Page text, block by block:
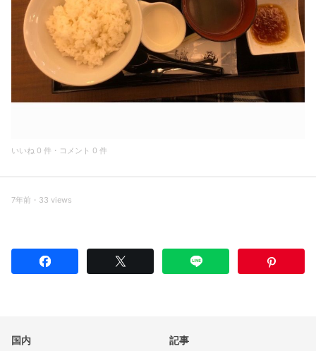
いいね 0 件・コメント 0 件
7年前・33 views
国内 記事